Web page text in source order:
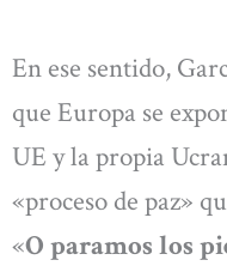
En ese sentido,
que Europa se
UE y la propia
«proceso de paz»
«O paramos los